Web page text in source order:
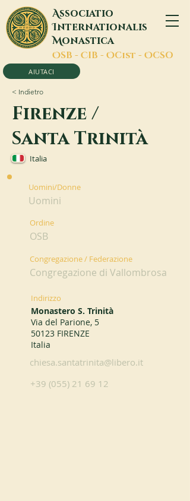
Associatio
Internationalis
Monastica
OSB - CIB - OCist - OCSO
AIUTACI
< Indietro
Firenze /
Santa Trinità
Italia
Uomini/Donne
Uomini
Ordine
OSB
Congregazione / Federazione
Congregazione di Vallombrosa
Indirizzo
Monastero S. Trinità
Via del Parione, 5
50123 FIRENZE
Italia
chiesa.santatrinita@libero.it
+39 (055) 21 69 12